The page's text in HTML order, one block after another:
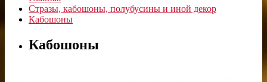
Стразы, кабошоны, полубусины и иной декор
Кабошоны
Кабошоны